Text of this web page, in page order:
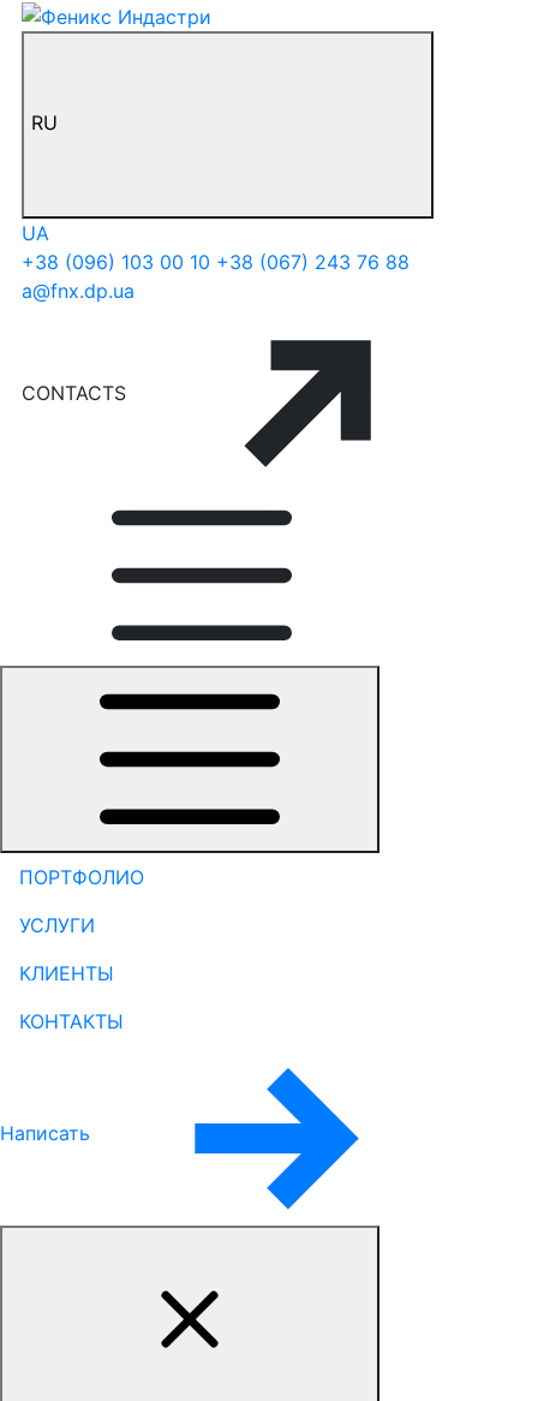
RU
UA
+38 (096) 103 00 10 +38 (067) 243 76 88
a@fnx.dp.ua
CONTACTS
ПОРТФОЛИО
УСЛУГИ
КЛИЕНТЫ
КОНТАКТЫ
Написать